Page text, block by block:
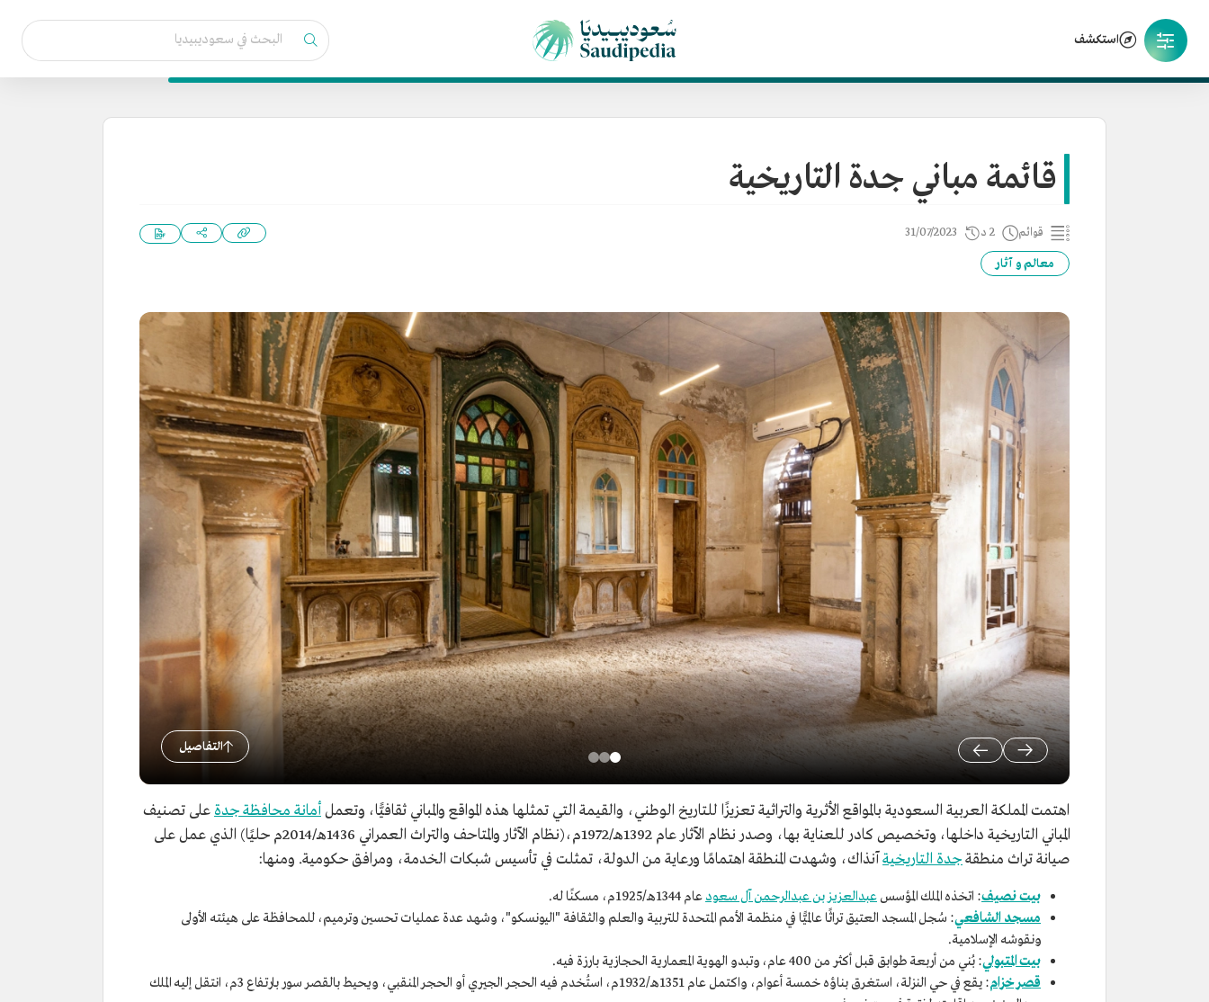
استكشف
قائمة مباني جدة التاريخية
قوائم 2 د 31/07/2023
معالم و آثار
التفاصيل
اهتمت المملكة العربية السعودية بالمواقع الأثرية والتراثية تعزيزًا للتاريخ الوطني، والقيمة التي تمثلها هذه المواقع والمباني ثقافيًّا، وتعمل أمانة محافظة جدة على تصنيف
المباني التاريخية داخلها، وتخصيص كادر للعناية بها، وصدر نظام الآثار عام 1392هـ/1972م،(نظام الآثار والمتاحف والتراث العمراني 1436هـ/2014م حليًا) الذي عمل على
صيانة تراث منطقةجدة التاريخية آنذاك، وشهدت المنطقة اهتمامًا ورعاية من الدولة، تمثلت في تأسيس شبكات الخدمة، ومرافق حكومية. ومنها:
بيت نصيف: اتخذه الملك المؤسس عبدالعزيز بن عبدالرحمن آل سعودعام 1344هـ/1925م، مسكنًا له.
مسجد الشافعي: سُجل المسجد العتيق تراثًا عالميًّا في منظمة الأمم المتحدة للتربية والعلم والثقافة "اليونسكو"، وشهد عدة عمليات تحسين وترميم، للمحافظة على هيئته الأولى
ونقوشه الإسلامية.
بيت المتبولي: بُني من أربعة طوابق قبل أكثر من 400 عام، وتبدو الهوية المعمارية الحجازية بارزة فيه.
قصر خزام
: يقع في حي النزلة، استغرق بناؤه خمسة أعوام، واكتمل عام 1351هـ/1932م، استُخدم فيه الحجر الجيري أو الحجر المنقبي، ويحيط بالقصر سور بارتفاع 3م، انتقل إليه الملك